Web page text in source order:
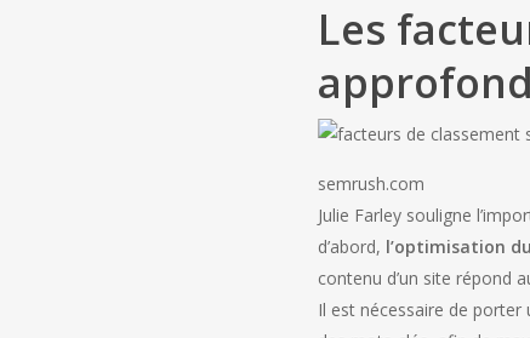
Les
semrush.com
Julie Farley souligne
d’abord, l’optimisation
contenu d’un site répond
Il est nécessaire de